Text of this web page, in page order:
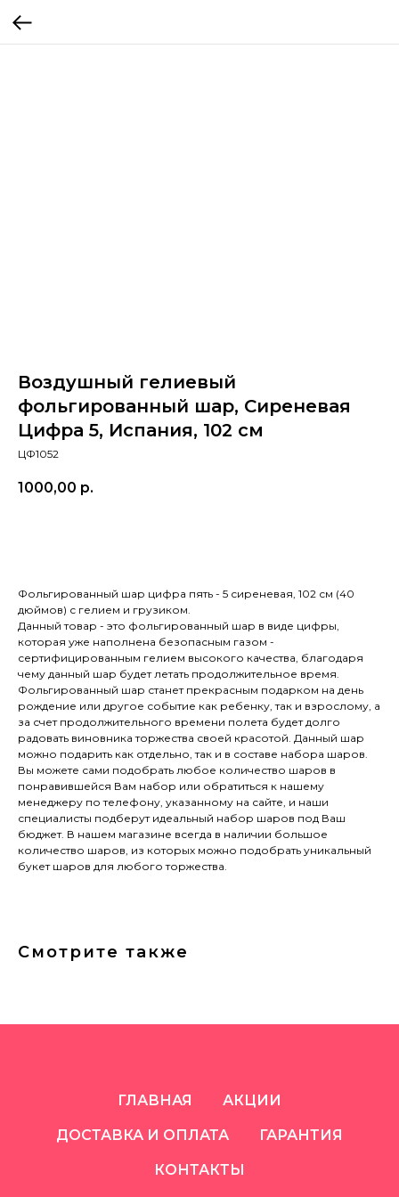
Воздушный гелиевый
фольгированный шар, Сиреневая
Цифра 5, Испания, 102 см
ЦФ1052
1000,00 р.
Фольгированный шар цифра пять - 5 сиреневая, 102 см (40
дюймов) с гелием и грузиком.
Данный товар - это фольгированный шар в виде цифры,
которая уже наполнена безопасным газом -
сертифицированным гелием высокого качества, благодаря
чему данный шар будет летать продолжительное время.
Фольгированный шар станет прекрасным подарком на день
рождение или другое событие как ребенку, так и взрослому, а
за счет продолжительного времени полета будет долго
радовать виновника торжества своей красотой. Данный шар
можно подарить как отдельно, так и в составе набора шаров.
Вы можете сами подобрать любое количество шаров в
понравившейся Вам набор или обратиться к нашему
менеджеру по телефону, указанному на сайте, и наши
специалисты подберут идеальный набор шаров под Ваш
бюджет. В нашем магазине всегда в наличии большое
количество шаров, из которых можно подобрать уникальный
букет шаров для любого торжества.
Смотрите также
ГЛАВНАЯ АКЦИИ
ДОСТАВКА И ОПЛАТА ГАРАНТИЯ
КОНТАКТЫ